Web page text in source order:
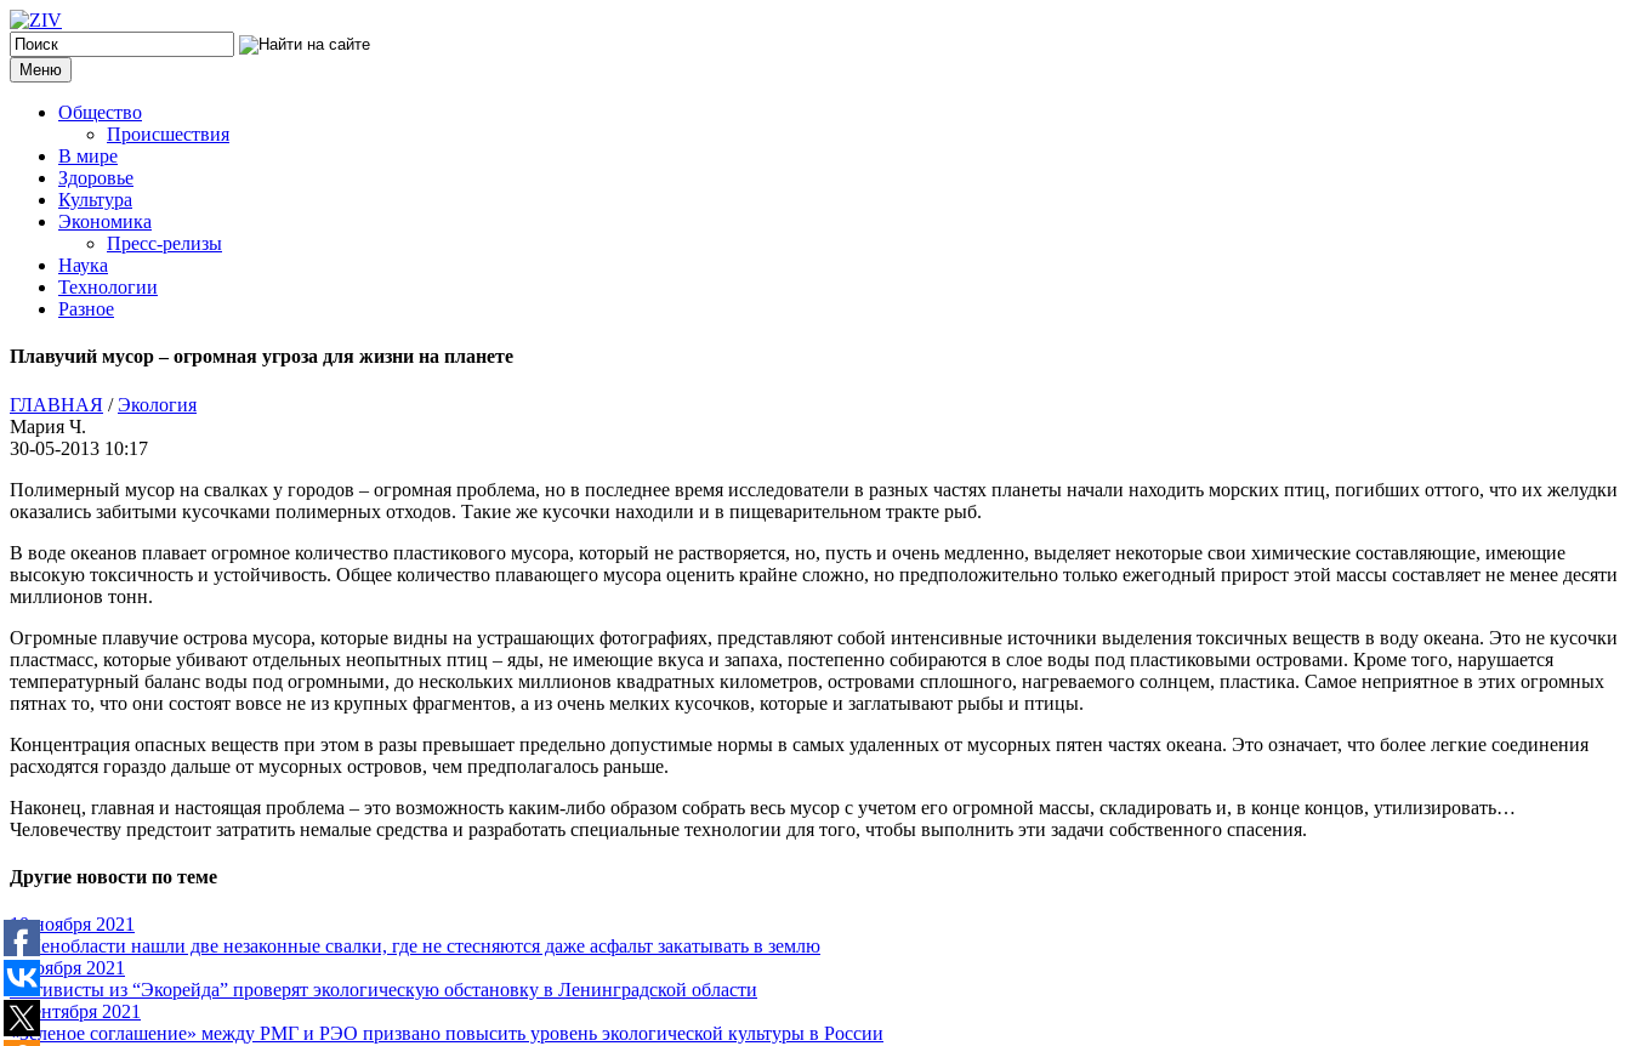
Меню
Общество
Происшествия
В мире
Здоровье
Культура
Экономика
Пресс-релизы
Наука
Технологии
Разное
Плавучий мусор – огромная угроза для жизни на планете
ГЛАВНАЯ /Экология
Мария Ч.
30-05-2013 10:17
Полимерный мусор на свалках у городов – огромная проблема, но в последнее время исследователи в разных частях планеты начали находить морских птиц, погибших оттого, что их желудки
оказались забитыми кусочками полимерных отходов. Такие же кусочки находили и в пищеварительном тракте рыб.
В воде океанов плавает огромное количество пластикового мусора, который не растворяется, но, пусть и очень медленно, выделяет некоторые свои химические составляющие, имеющие
высокую токсичность и устойчивость. Общее количество плавающего мусора оценить крайне сложно, но предположительно только ежегодный прирост этой массы составляет не менее десяти
миллионов тонн.
Огромные плавучие острова мусора, которые видны на устрашающих фотографиях, представляют собой интенсивные источники выделения токсичных веществ в воду океана. Это не кусочки
пластмасс, которые убивают отдельных неопытных птиц – яды, не имеющие вкуса и запаха, постепенно собираются в слое воды под пластиковыми островами. Кроме того, нарушается
температурный баланс воды под огромными, до нескольких миллионов квадратных километров, островами сплошного, нагреваемого солнцем, пластика. Самое неприятное в этих огромных
пятнах то, что они состоят вовсе не из крупных фрагментов, а из очень мелких кусочков, которые и заглатывают рыбы и птицы.
Концентрация опасных веществ при этом в разы превышает предельно допустимые нормы в самых удаленных от мусорных пятен частях океана. Это означает, что более легкие соединения
расходятся гораздо дальше от мусорных островов, чем предполагалось раньше.
Наконец, главная и настоящая проблема – это возможность каким-либо образом собрать весь мусор с учетом его огромной массы, складировать и, в конце концов, утилизировать…
Человечеству предстоит затратить немалые средства и разработать специальные технологии для того, чтобы выполнить эти задачи собственного спасения.
Другие новости по теме
10 ноября 2021
В Ленобласти нашли две незаконные свалки, где не стесняются даже асфальт закатывать в землю
5 ноября 2021
Активисты из “Экорейда” проверят экологическую обстановку в Ленинградской области
3 сентября 2021
«Зеленое соглашение» между РМГ и РЭО призвано повысить уровень экологической культуры в России